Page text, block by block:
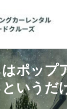
ポップ
いうだ